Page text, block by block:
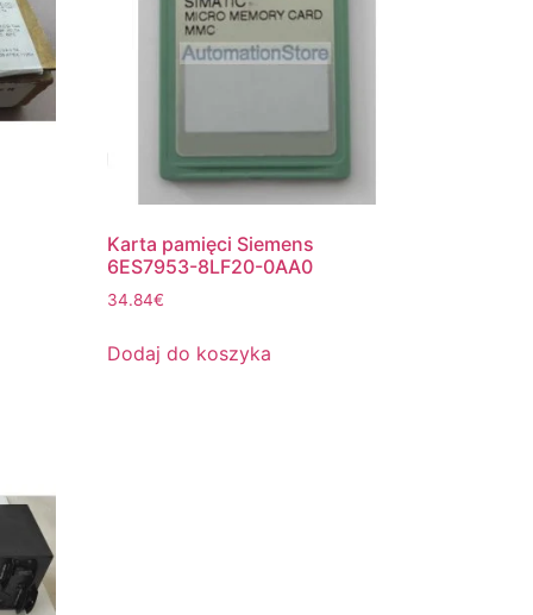
Karta pamięci Siemens
6ES7953-8LF20-0AA0
34.84€
Dodaj do koszyka